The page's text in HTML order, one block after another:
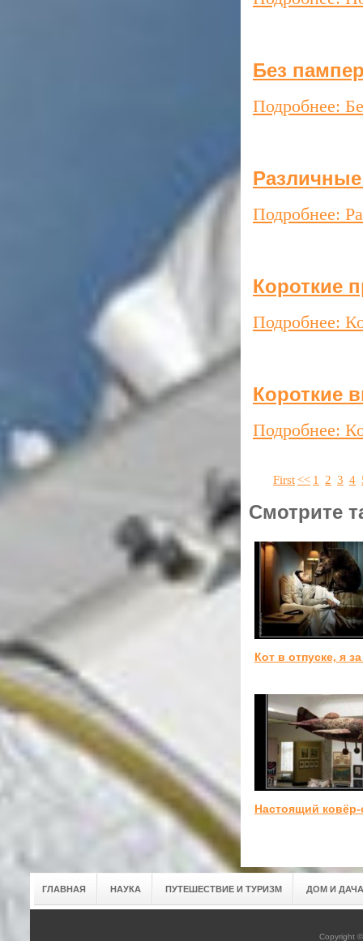
Без
Подробнее:
Подробнее:
Короткие
Подробнее:
Короткие
Подробнее:
First<< 1 2 3 4
Смотрите
Кот в отпуске, я
Настоящий ковёр-
ГЛАВНАЯ НАУКА ПУТЕШЕСТВИЕ И ТУРИЗМ ДОМ И ДАЧА
Copyright